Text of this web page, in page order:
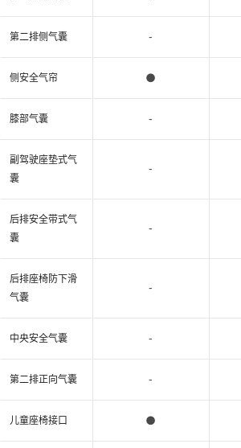
第二排侧气囊
侧安全气帘
膝部气囊
副驾驶座垫式气
囊
后排安全带式气
囊
后排座椅防下滑
气囊
中央安全气囊
第二排正向气囊
儿童座椅接口
-
●
-
-
-
-
-
-
●